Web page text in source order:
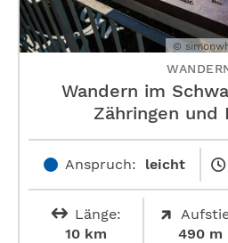
©
Wandern im
Zähringen und
Anspruch: leicht
Länge:
10 km
490 m